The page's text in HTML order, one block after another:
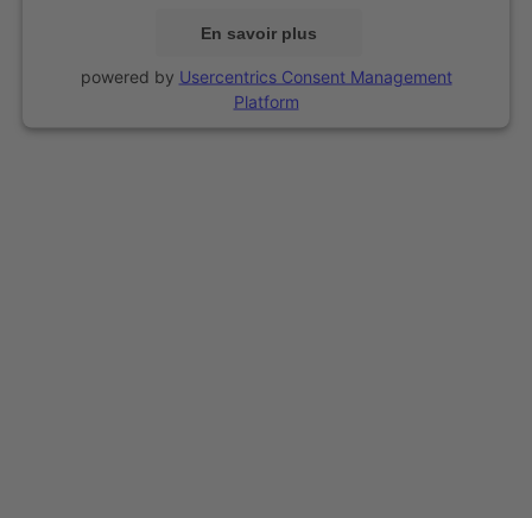
En savoir plus
powered by Usercentrics Consent Management
Platform